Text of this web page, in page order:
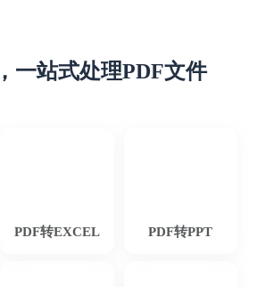
一站式处理PDF文件
PDF转EXCEL PDF转PPT